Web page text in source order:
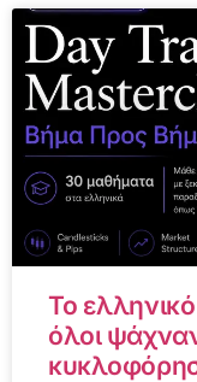
Το
όλοι